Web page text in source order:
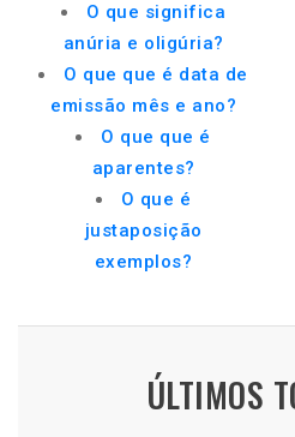
O que significa
anúria e oligúria?
O que que é data de
emissão mês e ano?
O que que é
aparentes?
O que é
justaposição
exemplos?
ÚLTIMOS